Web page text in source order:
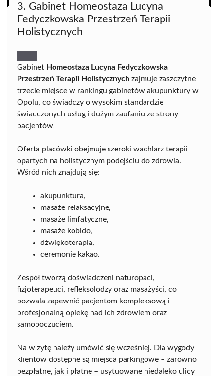
3. Gabinet Homeostaza Lucyna
Fedyczkowska Przestrzeń Terapii
Holistycznych
Gabinet Homeostaza Lucyna Fedyczkowska
Przestrzeń Terapii Holistycznych zajmuje zaszczytne
trzecie miejsce w rankingu gabinetów akupunktury w
Opolu, co świadczy o wysokim standardzie
świadczonych usług i dużym zaufaniu ze strony
pacjentów.
Oferta placówki obejmuje szeroki wachlarz terapii
opartych na holistycznym podejściu do zdrowia.
Wśród nich znajdują się:
akupunktura,
masaże relaksacyjne,
masaże limfatyczne,
masaże kobido,
dźwiękoterapia,
ceremonie kakao.
Zespół tworzą doświadczeni naturopaci,
fizjoterapeuci, refleksolodzy oraz masażyści, co
pozwala zapewnić pacjentom kompleksową i
profesjonalną opiekę nad ich zdrowiem oraz
samopoczuciem.
Na wizytę należy umówić się wcześniej. Dla wygody
klientów dostępne są miejsca parkingowe – zarówno
bezpłatne, jak i płatne – usytuowane niedaleko ulicy